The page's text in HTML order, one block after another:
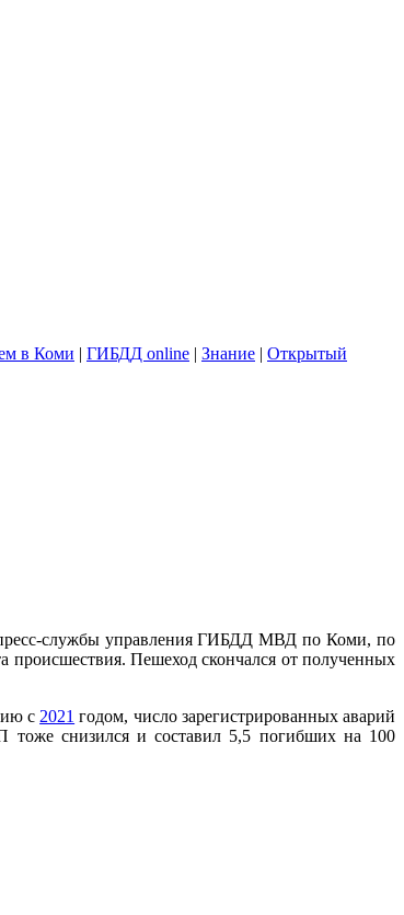
в Коми | ГИБДД online | Знание | Открытый
службы управления ГИБДД МВД по Коми, по
происшествия. Пешеход скончался от полученных
с 2021 годом, число зарегистрированных аварий
тоже снизился и составил 5,5 погибших на 100